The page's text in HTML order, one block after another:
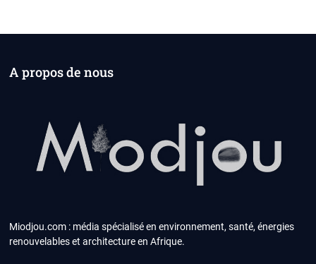
A propos de nous
Miodjou.com : média spécialisé en environnement, santé, énergies
renouvelables et architecture en Afrique.